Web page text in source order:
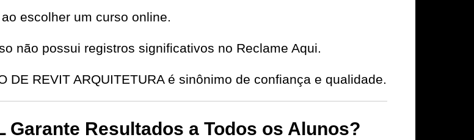
escolher um curso online.
não possui registros significativos no Reclame Aqui.
DE REVIT ARQUITETURA é sinônimo de confiança e qualidade.
Garante Resultados a Todos os Alunos?